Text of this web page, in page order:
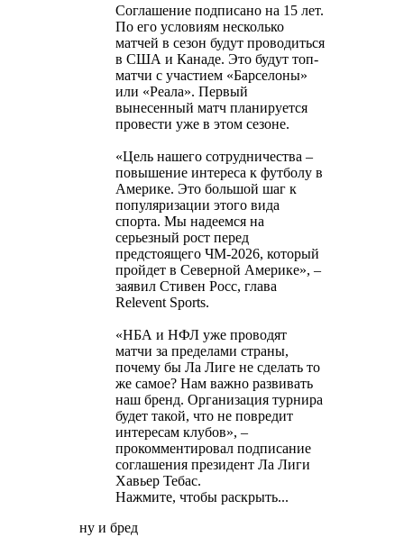
Соглашение подписано на 15 лет.
По его условиям несколько
матчей в сезон будут проводиться
в США и Канаде. Это будут топ-
матчи с участием «Барселоны»
или «Реала». Первый
вынесенный матч планируется
провести уже в этом сезоне.
«Цель нашего сотрудничества –
повышение интереса к футболу в
Америке. Это большой шаг к
популяризации этого вида
спорта. Мы надеемся на
серьезный рост перед
предстоящего ЧМ-2026, который
пройдет в Северной Америке», –
заявил Стивен Росс, глава
Relevent Sports.
«НБА и НФЛ уже проводят
матчи за пределами страны,
почему бы Ла Лиге не сделать то
же самое? Нам важно развивать
наш бренд. Организация турнира
будет такой, что не повредит
интересам клубов», –
прокомментировал подписание
соглашения президент Ла Лиги
Хавьер Тебас.
Нажмите, чтобы раскрыть...
ну и бред